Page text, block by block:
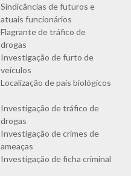
Sindicâncias de futuros e
atuais funcionários
Flagrante de tráfico de
drogas
Investigação de furto de
veículos
Localização de pais biológicos
Investigação de tráfico de
drogas
Investigação de crimes de
ameaças
Investigação de ficha criminal